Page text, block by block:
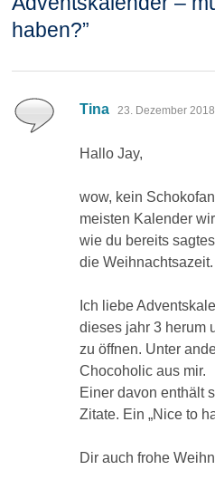
haben?”
Tina sagt:
23. Dezember
Hallo Jay,
wow, kein
meisten Kalender
wie du bereits
die Weihnachtsazeit.
Ich liebe
dieses jahr 3 herum
zu öffnen. Unter
Chocoholic aus mir.
Einer davon enthält
Zitate. Ein „Nice to
Dir auch frohe